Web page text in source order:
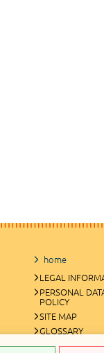
home
LEGAL
PERSONAL
POLICY
SITE MAP
GLOSSARY